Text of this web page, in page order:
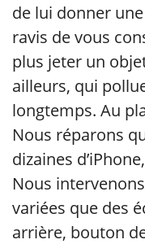
de lui donner
ravis de vous
plus jeter un
ailleurs, qui
longtemps. Au
Nous réparons
dizaines
Nous
variées que des
arrière, bouton